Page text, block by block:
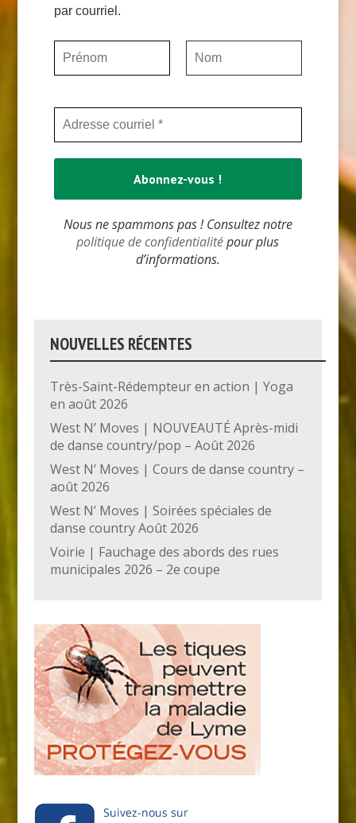
par courriel.
Nous ne spammons pas ! Consultez notre
politique de confidentialitépour plus
d’informations.
NOUVELLES RÉCENTES
Très-Saint-Rédempteur en action | Yoga
en août 2026
West N’ Moves | NOUVEAUTÉ Après-midi
de danse country/pop – Août 2026
West N’ Moves | Cours de danse country –
août 2026
West N’ Moves | Soirées spéciales de
danse country Août 2026
Voirie | Fauchage des abords des rues
municipales 2026 – 2e coupe